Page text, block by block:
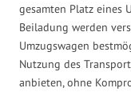
gesamten Platz eines
Beiladung werden
Umzugswagen
Nutzung des
anbieten, ohne